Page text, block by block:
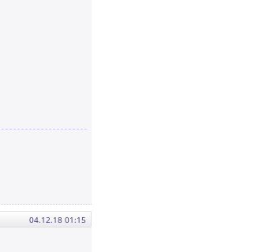
04.12.18 01:15